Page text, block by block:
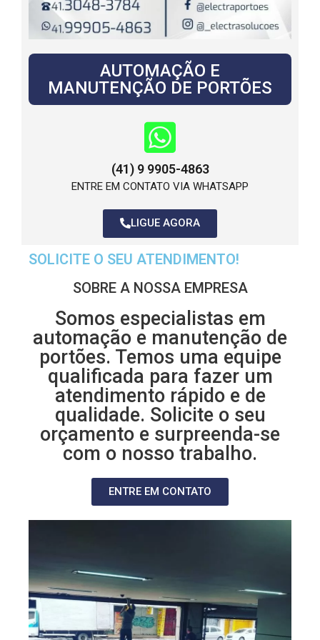
AUTOMAÇÃO E
MANUTENÇÃO DE PORTÕES
(41) 9 9905-4863
ENTRE EM CONTATO VIA WHATSAPP
LIGUE AGORA
SOLICITE O SEU ATENDIMENTO!
SOBRE A NOSSA EMPRESA
Somos especialistas em
automação e manutenção de
portões. Temos uma equipe
qualificada para fazer um
atendimento rápido e de
qualidade. Solicite o seu
orçamento e surpreenda-se
com o nosso trabalho.
ENTRE EM CONTATO